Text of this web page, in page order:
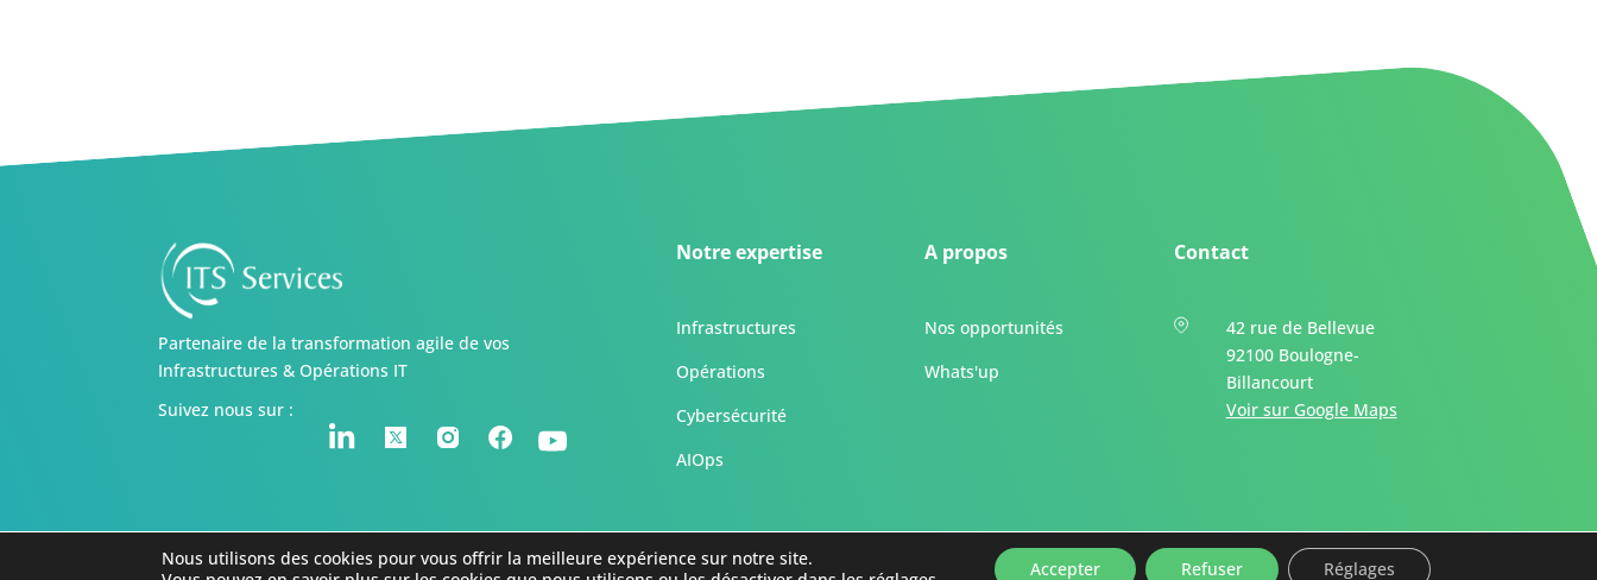
Partenaire de la transformation agile de vos
Infrastructures & Opérations IT
Suivez nous sur :
Notre expertise
Infrastructures
Opérations
Cybersécurité
AIOps
A propos
Nos opportunités
Whats'up
Contact
42 rue de Bellevue
92100 Boulogne-
Billancourt
Voir sur Google Maps
© 2021 . Tous droits réservés . ITS Services -Politiques de confidentialité et de cookies-Mentions légales
Nous utilisons des cookies pour vous offrir la meilleure expérience sur notre site.
Accepter Refuser Réglages